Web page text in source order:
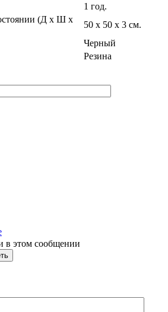
1 год.
(Д х Ш х
50 х 50 х 3 см.
Черный
Резина
в этом сообщении